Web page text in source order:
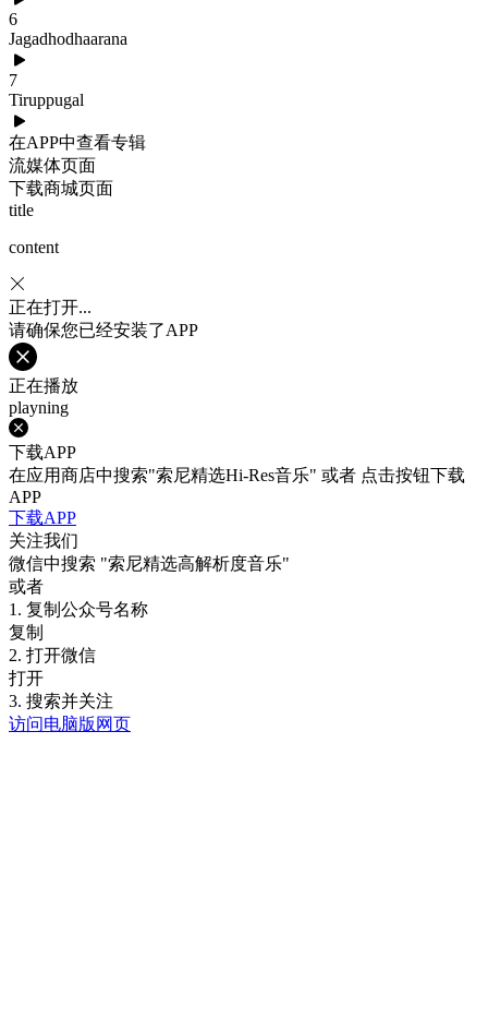
6
Jagadhodhaarana
7
Tiruppugal
在APP中查看专辑
流媒体页面
下载商城页面
title
content
正在打开...
请确保您已经安装了APP
正在播放
playning
下载APP
在应用商店中搜索"索尼精选Hi-Res音乐" 或者 点击按钮下载
APP
下载APP
关注我们
微信中搜索 "索尼精选高解析度音乐"
或者
1. 复制公众号名称
复制
2. 打开微信
打开
3. 搜索并关注
访问电脑版网页